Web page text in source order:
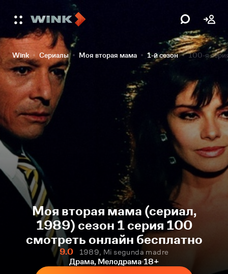
Wink Сериалы Моя вторая мама 1-й сезон 100-я
Моя вторая мама (сериал,
1989) сезон 1 серия 100
смотреть онлайн бесплатно
9.0
1989, Mi segunda madre
Драма, Мелодрама 18+